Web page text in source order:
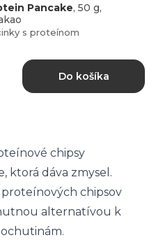
Pancake, 50 g,
s proteínom
Do košíka
chipsy
ktorá dáva zmysel.
chipsov
alternatívou k